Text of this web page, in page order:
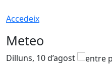
Accedeix
Meteo
Dilluns, 10 d’agost